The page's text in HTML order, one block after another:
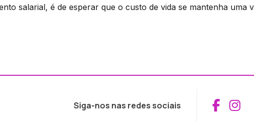
salarial, é de esperar que o custo de vida se mantenha uma
Siga-nos nas redes sociais